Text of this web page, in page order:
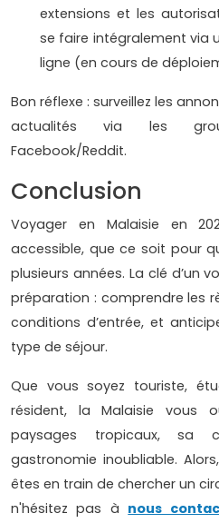
extensions et les
se faire intégralement via
ligne (en cours de
Bon réflexe : surveillez les
actualités via les
Facebook/Reddit.
Conclusion
Voyager en Malaisie en
accessible, que ce soit pour
plusieurs années. La clé d’un
préparation : comprendre les
conditions d’entrée, et
type de séjour.
Que vous soyez touriste,
résident, la Malaisie vous
paysages tropicaux, sa
gastronomie inoubliable.
êtes en train de chercher un
n'hésitez pas à nous